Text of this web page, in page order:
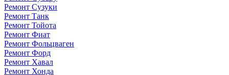
Ремонт Сузуки
Ремонт Танк
Ремонт Тойота
Ремонт Фиат
Ремонт Фольцваген
Ремонт Форд
Ремонт Хавал
Ремонт Хонда